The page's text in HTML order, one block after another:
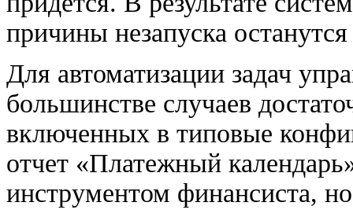
причины незапуска
Для автоматизации задач
большинстве случаев
включенных в типовые
отчет «Платежный
инструментом финансиста,